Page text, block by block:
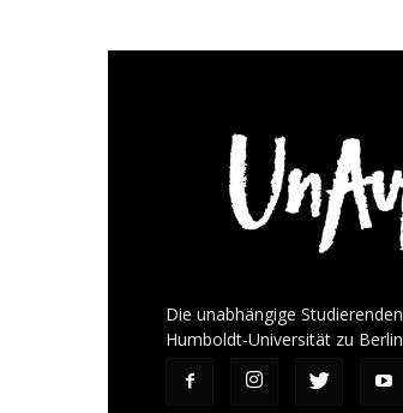
Die unabhängige
Humboldt-Universität zu Berlin